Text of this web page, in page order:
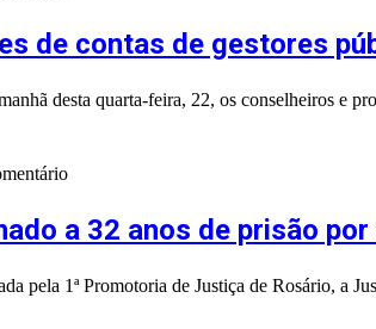
de contas de gestores
desta quarta-feira, 22, os conselheiros e
a 32 anos de prisão
pela 1ª Promotoria de Justiça de Rosário, a